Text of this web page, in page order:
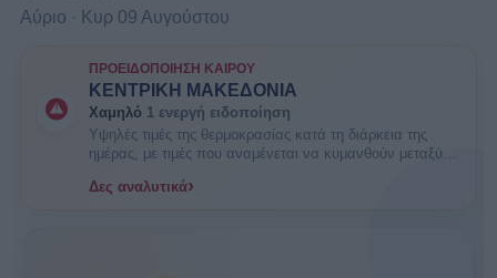
Αύριο · Κυρ 09 Αυγούστου
ΠΡΟΕΙΔΟΠΟΊΗΣΗ ΚΑΙΡΟΎ
ΚΕΝΤΡΙΚΗ ΜΑΚΕΔΟΝΙΑ
Χαμηλό 1 ενεργή ειδοποίηση
Υψηλές τιμές της θερμοκρασίας κατά τη διάρκεια της
ημέρας, με τιμές που αναμένεται να κυμανθούν μεταξύ
πιθανοί κάποιοι κίνδυνοι υγείας στις ευπαθείς ομάδες
Δες αναλυτικά›